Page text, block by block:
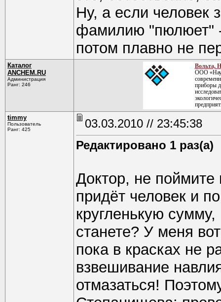
Ну, а если человек
фамилию "пюлюет" -
потом плавно не
Каталог
ANCHEM.RU
Администрация
Ранг: 246
Вольта,
ООО
приборы
timmy
Пользователь
Ранг: 425
03.03.2010 // 23:45:38
Редактировано 1 раз(а)
Доктор, не поймите
придёт человек и
кругленькую
станете? У меня
пока в красках не
взвешивание
отмазаться!